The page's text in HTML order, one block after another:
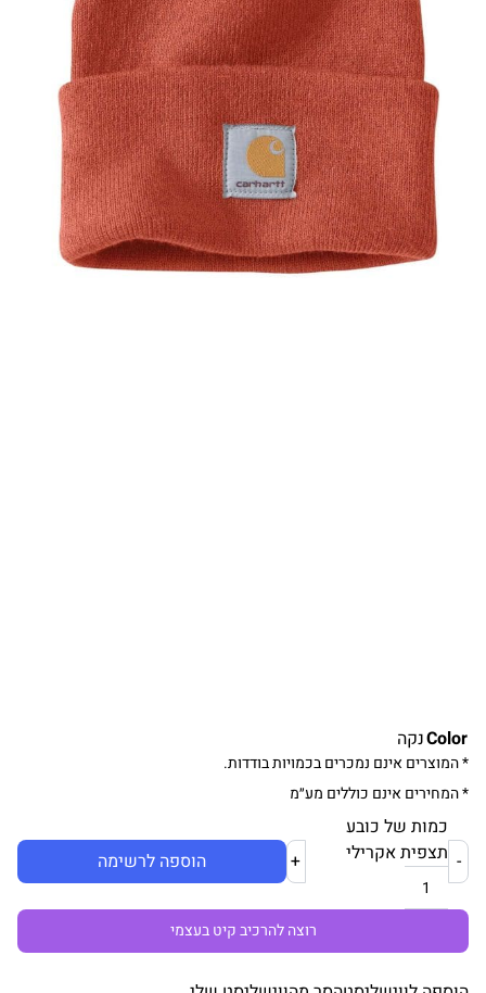
Colorנקה
* המוצרים אינם נמכרים בכמויות בודדות.
* המחירים אינם כוללים מע״מ
כמות של כובע
תצפית אקרילי
הוספה לרשימה
רוצה להרכיב קיט בעצמי